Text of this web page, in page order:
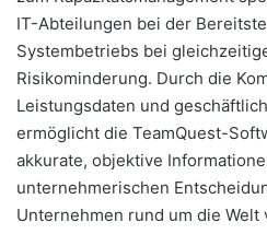
IT-Abteilungen bei der
Systembetriebs bei
Risikominderung. Durch die
Leistungsdaten und
ermöglicht die TeamQuest-
akkurate, objektive
unternehmerischen
Unternehmen rund um die Welt